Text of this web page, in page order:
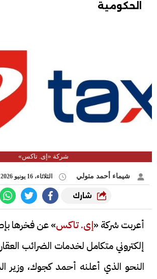
الحكومية
شركة «إى. تاكس»
شيماء أحمد متولي الثلاثاء، 16 يونيو 2026 04:23 م
شارك
أعربت شركة «إى. تاكس» عن فخرها
إلكتروني متكامل لخدمات الضرائب
النحو الذي أعلنه أحمد كجوك، وزير